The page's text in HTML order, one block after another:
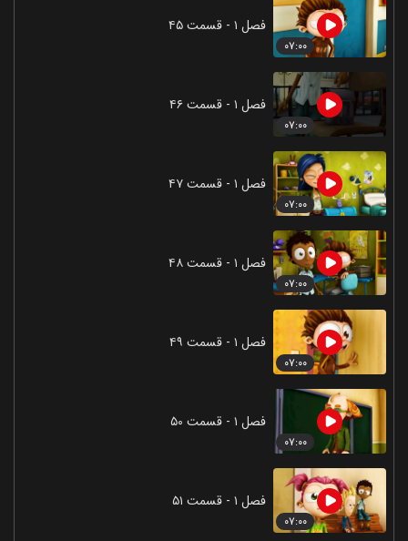
۰۷:۰۰
فصل ۱ - قسمت ۴۵
۰۷:۰۰
فصل ۱ - قسمت ۴۶
۰۷:۰۰
فصل ۱ - قسمت ۴۷
۰۷:۰۰
فصل ۱ - قسمت ۴۸
۰۷:۰۰
فصل ۱ - قسمت ۴۹
۰۷:۰۰
فصل ۱ - قسمت ۵۰
۰۷:۰۰
فصل ۱ - قسمت ۵۱